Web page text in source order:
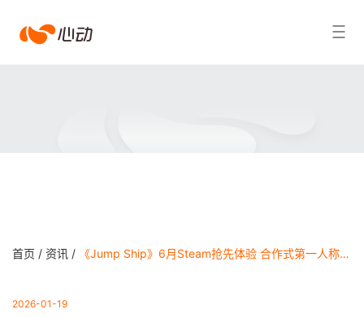
爱搜索结果
首页 / 资讯 / 《Jump Ship》6月Steam抢先体验 合作式第一人称射击 - 爱游戏app官方网站
2026-01-19